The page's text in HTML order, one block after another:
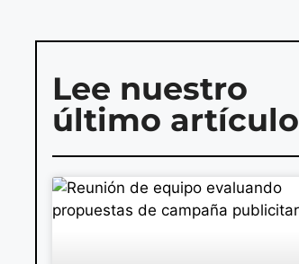
Lee nuestro
último artículo